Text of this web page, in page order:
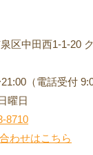
区中田西1-1-20
（電話受付
曜日
8710
わせはこちら